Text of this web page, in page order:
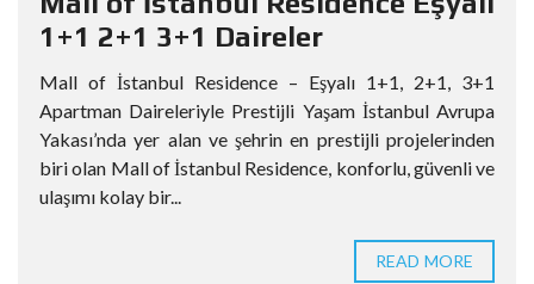
1+1 2+1 3+1 Daireler
Mall of İstanbul Residence – Eşyalı 1+1, 2+1, 3+1
Apartman Daireleriyle Prestijli Yaşam İstanbul Avrupa
Yakası’nda yer alan ve şehrin en prestijli projelerinden
biri olan Mall of İstanbul Residence, konforlu, güvenli ve
ulaşımı kolay bir...
READ MORE